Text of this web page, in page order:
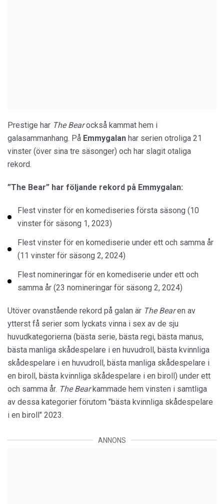
Prestige har The Bearockså kammat hem i
galasammanhang. På Emmygalan har serien otroliga 21
vinster (över sina tre säsonger) och har slagit otaliga
rekord.
”The Bear” har följande rekord på Emmygalan:
Flest vinster för en komediseries första säsong (10
vinster för säsong 1, 2023)
Flest vinster för en komediserie under ett och samma år
(11 vinster för säsong 2, 2024)
Flest nomineringar för en komediserie under ett och
samma år (23 nomineringar för säsong 2, 2024)
Utöver ovanstående rekord på galan är The Bearen av
ytterst få serier som lyckats vinna i sex av de sju
huvudkategorierna (bästa serie, bästa regi, bästa manus,
bästa manliga skådespelare i en huvudroll, bästa kvinnliga
skådespelare i en huvudroll, bästa manliga skådespelare i
en biroll, bästa kvinnliga skådespelare i en biroll) under ett
och samma år. The Bearkammade hem vinsten i samtliga
av dessa kategorier förutom "bästa kvinnliga skådespelare
i en biroll" 2023.
ANNONS